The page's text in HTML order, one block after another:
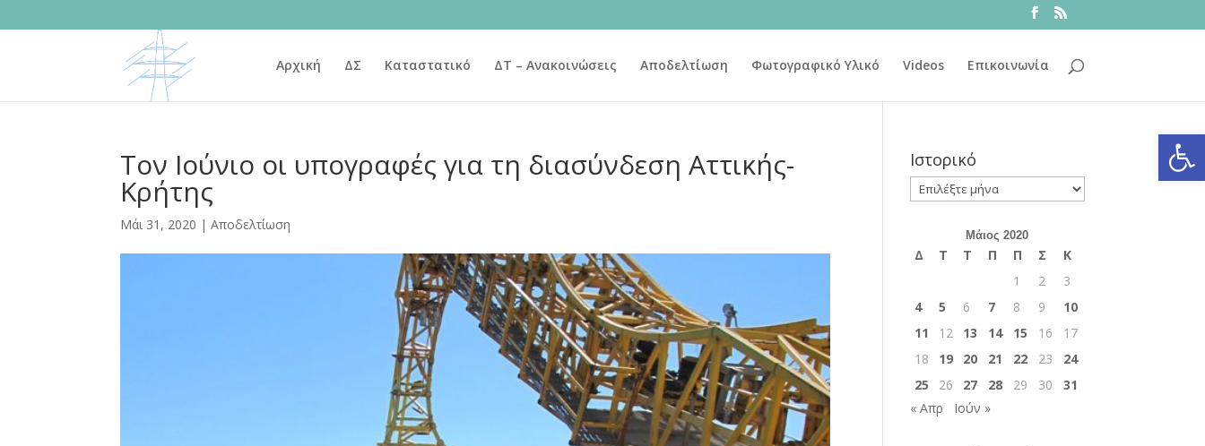
Αρχική ΔΣ Καταστατικό ΔΤ – Ανακοινώσεις Αποδελτίωση Φωτογραφικό Υλικό Videos Επικοινωνία
Τον Ιούνιο οι υπογραφές για τη διασύνδεση Αττικής-
Κρήτης
Μάι 31, 2020 |Αποδελτίωση
Ιστορικό
Ιστορικό
Μάιος 2020
Δ Τ Τ Π Π Σ
Κ
1
2
3
4
5 6 7 8 9
10
11
12 13 14 15 16
17
18
19 20 21 22 23
24
25
26 27 28 29 30
31
« Απρ
Ιούν »